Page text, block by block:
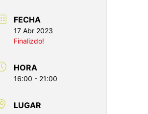
FECHA
17 Abr 2023
Finalizdo!
HORA
16:00 - 21:00
LUGAR